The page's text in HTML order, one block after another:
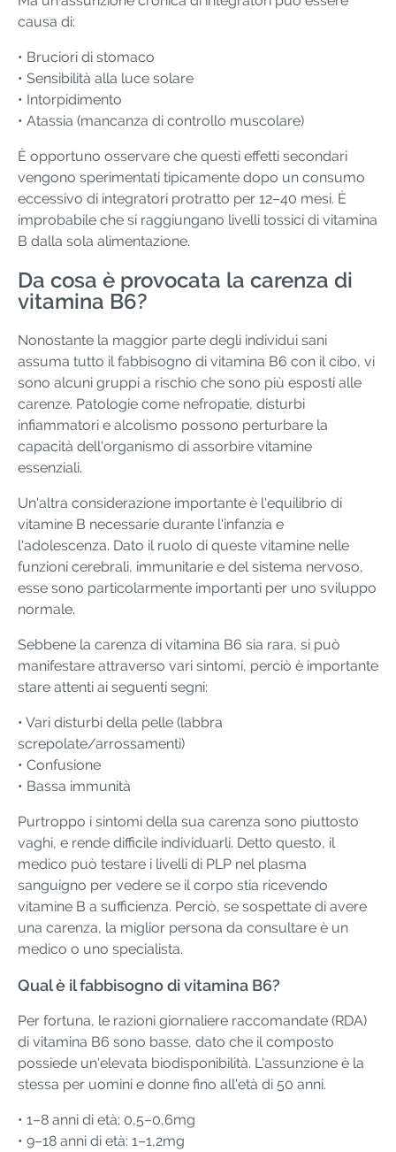
causa di:
• Bruciori di stomaco
• Sensibilità alla luce solare
• Intorpidimento
• Atassia (mancanza di controllo muscolare)
È opportuno osservare che questi effetti secondari
vengono sperimentati tipicamente dopo un consumo
eccessivo di integratori protratto per 12–40 mesi. È
improbabile che si raggiungano livelli tossici di vitamina
B dalla sola alimentazione.
Da cosa è provocata la carenza di
vitamina B6?
Nonostante la maggior parte degli individui sani
assuma tutto il fabbisogno di vitamina B6 con il cibo, vi
sono alcuni gruppi a rischio che sono più esposti alle
carenze. Patologie come nefropatie, disturbi
infiammatori e alcolismo possono perturbare la
capacità dell'organismo di assorbire vitamine
essenziali.
Un'altra considerazione importante è l'equilibrio di
vitamine B necessarie durante l'infanzia e
l'adolescenza. Dato il ruolo di queste vitamine nelle
funzioni cerebrali, immunitarie e del sistema nervoso,
esse sono particolarmente importanti per uno sviluppo
normale.
Sebbene la carenza di vitamina B6 sia rara, si può
manifestare attraverso vari sintomi, perciò è importante
stare attenti ai seguenti segni:
• Vari disturbi della pelle (labbra
screpolate/arrossamenti)
• Confusione
• Bassa immunità
Purtroppo i sintomi della sua carenza sono piuttosto
vaghi, e rende difficile individuarli. Detto questo, il
medico può testare i livelli di PLP nel plasma
sanguigno per vedere se il corpo stia ricevendo
vitamine B a sufficienza. Perciò, se sospettate di avere
una carenza, la miglior persona da consultare è un
medico o uno specialista.
Qual è il fabbisogno di vitamina B6?
Per fortuna, le razioni giornaliere raccomandate (RDA)
di vitamina B6 sono basse, dato che il composto
possiede un'elevata biodisponibilità. L'assunzione è la
stessa per uomini e donne fino all'età di 50 anni.
• 1–8 anni di età: 0,5–0,6mg
• 9–18 anni di età: 1–1,2mg